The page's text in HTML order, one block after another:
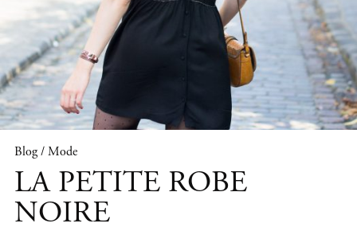
Blog / Mode
LA PETITE ROBE
NOIRE